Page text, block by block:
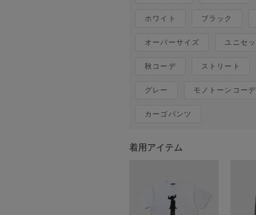
ホワイト ブラック
オーバーサイズ ユニセ
秋コーデ ストリート
グレー モノトーンコーデ
カーゴパンツ
着用アイテム